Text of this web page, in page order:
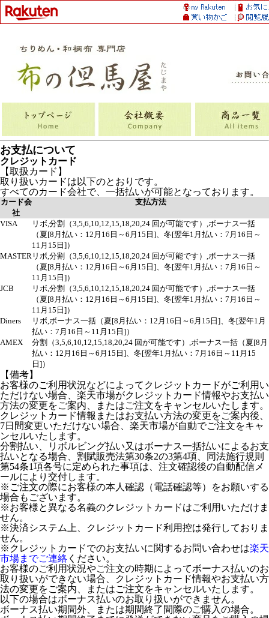
お支払について
クレジットカード
【取扱カード】
取り扱いカードは以下のとおりです。
すべてのカード会社で、一括払いが可能となっております。
カード会
社
支払方法
VISA
リボ,分割（3,5,6,10,12,15,18,20,24 回が可能です）,ボーナス一括
（夏[8月払い：12月16日～6月15日]、冬[翌年1月払い：7月16日～
11月15日]）
MASTER リボ,分割（3,5,6,10,12,15,18,20,24 回が可能です）,ボーナス一括
（夏[8月払い：12月16日～6月15日]、冬[翌年1月払い：7月16日～
11月15日]）
JCB
リボ,分割（3,5,6,10,12,15,18,20,24 回が可能です）,ボーナス一括
（夏[8月払い：12月16日～6月15日]、冬[翌年1月払い：7月16日～
11月15日]）
Diners
リボ,ボーナス一括（夏[8月払い：12月16日～6月15日]、冬[翌年1月
払い：7月16日～11月15日]）
AMEX
分割（3,5,6,10,12,15,18,20,24 回が可能です）,ボーナス一括（夏[8月
払い：12月16日～6月15日]、冬[翌年1月払い：7月16日～11月15
日]）
【備考】
お客様のご利用状況などによってクレジットカードがご利用い
ただけない場合、楽天市場がクレジットカード情報やお支払い
方法の変更をご案内、またはご注文をキャンセルいたします。
クレジットカード情報またはお支払い方法の変更をご案内後、
7日間変更いただけない場合、楽天市場が自動でご注文をキャ
ンセルいたします。
分割払い、リボルビング払い又はボーナス一括払いによるお支
払いとなる場合、割賦販売法第30条2の3第4項、同法施行規則
第54条1項各号に定められた事項は、注文確認後の自動配信メ
ールにより交付します。
※ご注文の際にお客様の本人確認（電話確認等）をお願いする
場合もございます。
※お客様と異なる名義のクレジットカードはご利用いただけま
せん。
※決済システム上、クレジットカード利用控は発行しておりま
せん。
※クレジットカードでのお支払いに関するお問い合わせは楽天
市場までご連絡 ください。
お客様のご利用状況やご注文の時期によってボーナス払いのお
取り扱いができない場合、クレジットカード情報やお支払い方
法の変更をご案内、またはご注文をキャンセルいたします。
以下の場合はボーナス払いのお取り扱いができません。
ボーナス払い期間外、または期間終了間際のご購入の場合。